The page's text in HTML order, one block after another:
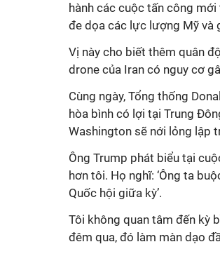
hành các cuộc tấn công
đe dọa các lực lượng Mỹ và
Vị này cho biết thêm quân
drone của Iran có nguy cơ
Cùng ngày, Tổng thống
hòa bình có lợi tại Trung
Washington sẽ nới lỏng lập
Ông Trump phát biểu tại
hơn tôi. Họ nghĩ: ‘Ông ta
Quốc hội giữa kỳ’.
Tôi không quan tâm đến kỳ
đêm qua, đó làm màn dạo